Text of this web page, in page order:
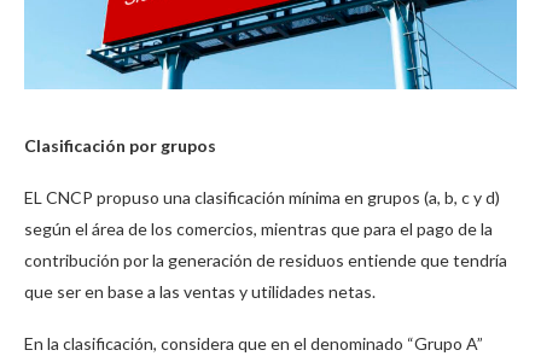
Clasificación por grupos
EL CNCP propuso una clasificación mínima en grupos (a, b, c y d)
según el área de los comercios, mientras que para el pago de la
contribución por la generación de residuos entiende que tendría
que ser en base a las ventas y utilidades netas.
En la clasificación, considera que en el denominado “Grupo A”